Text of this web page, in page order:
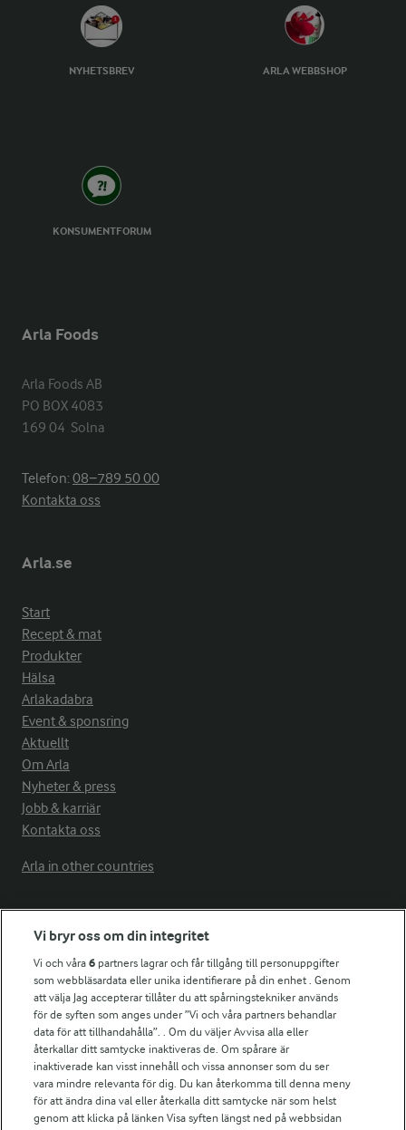
NYHETSBREV ARLA WEBBSHOP
KONSUMENTFORUM
Arla Foods
Arla Foods AB
PO BOX 4083
169 04  Solna
Telefon:08−789 50 00
Kontakta oss
Arla.se
Start
Recept & mat
Produkter
Hälsa
Arlakadabra
Event & sponsring
Aktuellt
Om Arla
Nyheter & press
Jobb & karriär
Kontakta oss
Arla in other countries
Fler Arlasajter
För ägare
Arlas kundportal
Arla.com
Falbygdens Ost
Arla webbshop
Bildbank
Vi bryr oss om din integritet
Vi och våra6 partners lagrar och får tillgång till personuppgifter
som webbläsardata eller unika identifierare på din enhet . Genom
att välja Jag accepterar tillåter du att spårningstekniker används
för de syften som anges under ”Vi och våra partners behandlar
data för att tillhandahålla”. . Om du väljer Avvisa alla eller
återkallar ditt samtycke inaktiveras de. Om spårare är
inaktiverade kan visst innehåll och vissa annonser som du ser
vara mindre relevanta för dig. Du kan återkomma till denna meny
för att ändra dina val eller återkalla ditt samtycke när som helst
genom att klicka på länken Visa syften längst ned på webbsidan